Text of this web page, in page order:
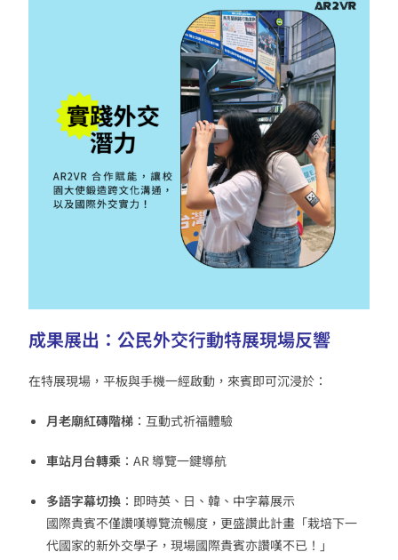
成果展出：公民外交行動特展現場反響
在特展現場，平板與手機一經啟動，來賓即可沉浸於：
月老廟紅磚階梯 ：互動式祈福體驗
車站月台轉乘 ：AR 導覽一鍵導航
多語字幕切換 ：即時英、日、韓、中字幕展示
國際貴賓不僅讚嘆導覽流暢度，更盛讚此計畫「栽培下一
代國家的新外交學子，現場國際貴賓亦讚嘆不已！」